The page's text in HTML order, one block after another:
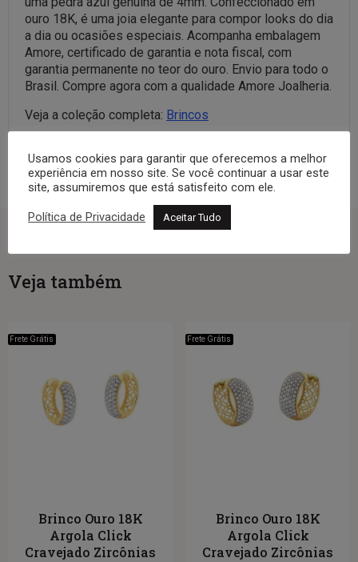
ouro 18K, é uma joia elegante para compor looks do dia
a dia ou ocasiões especiais. Acompanha embalagem
Amore, certificado de garantia e nota fiscal, com
garantia permanente no teor do ouro. Envio para todo o
Brasil. Compre agora com a qualidade Amore Joalheria.
Veja a coleção completa: Brincos
Veja também
Frete Grátis
Brinco Ouro 18K
Argola Click
Cravejado Zircônias
Frete Grátis
Brinco Ouro 18K
Argola Click
Cravejado Zircônias
Usamos cookies para garantir que oferecemos a melhor
experiência em nosso site. Se você continuar a usar este
site, assumiremos que está satisfeito com ele.
Política de Privacidade Aceitar Tudo